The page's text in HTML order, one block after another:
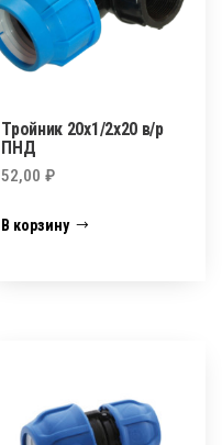
Тройник 20х1/2х20 в/р
ПНД
52,00₽
В корзину